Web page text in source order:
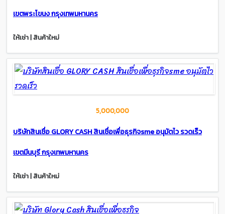
เขตพระโขนง กรุงเทพมหานคร
ให้เช่า | สินค้าใหม่
5,000,000
บริษัทสินเชื่อ GLORY CASH สินเชื่อเพื่อธุรกิจsme อนุมัตไว รวดเร็ว
เขตมีนบุรี กรุงเทพมหานคร
ให้เช่า | สินค้าใหม่